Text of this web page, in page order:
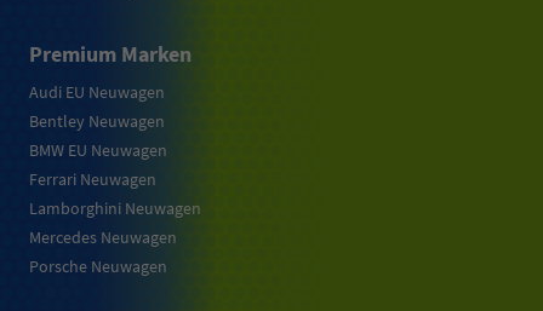
Premium Marken
Audi EU Neuwagen
Bentley Neuwagen
BMW EU Neuwagen
Ferrari Neuwagen
Lamborghini Neuwagen
Mercedes Neuwagen
Porsche Neuwagen